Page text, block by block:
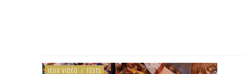
JEUX VIDÉO / TESTS